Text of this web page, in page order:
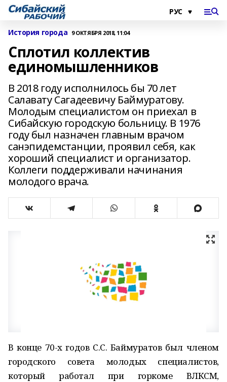
История города 9 ОКТЯБРЯ 2018, 11:04
Сплотил коллектив
единомышленников
В 2018 году исполнилось бы 70 лет
Салавату Сагадеевичу Баймуратову.
Молодым специалистом он приехал в
Сибайскую городскую больницу. В 1976
году был назначен главным врачом
санэпидемстанции, проявил себя, как
хороший специалист и организатор.
Коллеги поддерживали начинания
молодого врача.
В конце 70-х годов С.С. Баймуратов был членом
город­ского совета молодых специалистов,
который работал при горкоме ВЛКСМ,